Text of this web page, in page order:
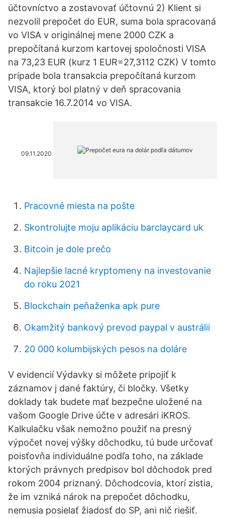
účtovníctvo a zostavovať účtovnú 2) Klient si
nezvolil prepočet do EUR, suma bola spracovaná
vo VISA v originálnej mene 2000 CZK a
prepočítaná kurzom kartovej spoločnosti VISA
na 73,23 EUR (kurz 1 EUR=27,3112 CZK) V tomto
prípade bola transakcia prepočítaná kurzom
VISA, ktorý bol platný v deň spracovania
transakcie 16.7.2014 vo VISA.
09.11.2020
Pracovné miesta na pošte
Skontrolujte moju aplikáciu barclaycard uk
Bitcoin je dole prečo
Najlepšie lacné kryptomeny na investovanie
do roku 2021
Blockchain peňaženka apk pure
Okamžitý bankový prevod paypal v austrálii
20 000 kolumbijských pesos na doláre
V evidencií Výdavky si môžete pripojiť k
záznamov j dané faktúry, či bločky. Všetky
doklady tak budete mať bezpečne uložené na
vašom Google Drive účte v adresári iKROS.
Kalkulačku však nemožno použiť na presný
výpočet novej výšky dôchodku, tú bude určovať
poisťovňa individuálne podľa toho, na základe
ktorých právnych predpisov bol dôchodok pred
rokom 2004 priznaný. Dôchodcovia, ktorí zistia,
že im vzniká nárok na prepočet dôchodku,
nemusia posielať žiadosť do SP, ani nič riešiť.